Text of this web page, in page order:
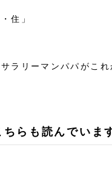
住」
ラリーマンパパがこ
らも読んでいま